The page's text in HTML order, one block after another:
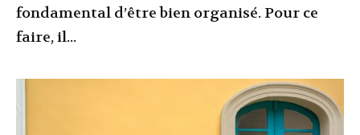
fondamental d’être bien organisé. Pour ce
faire, il...